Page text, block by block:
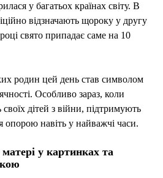
у багатьох країнах світу. В
відзначають щороку у другу
свято припадає саме на 10
родин цей день став символом
Особливо зараз, коли
дітей з війни, підтримують
навіть у найважчі часи.
у картинках та